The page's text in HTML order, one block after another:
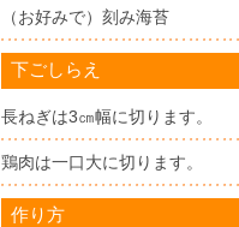
（お好みで）刻み海苔
下ごしらえ
長ねぎは3㎝幅に切ります。
鶏肉は一口大に切ります。
作り方